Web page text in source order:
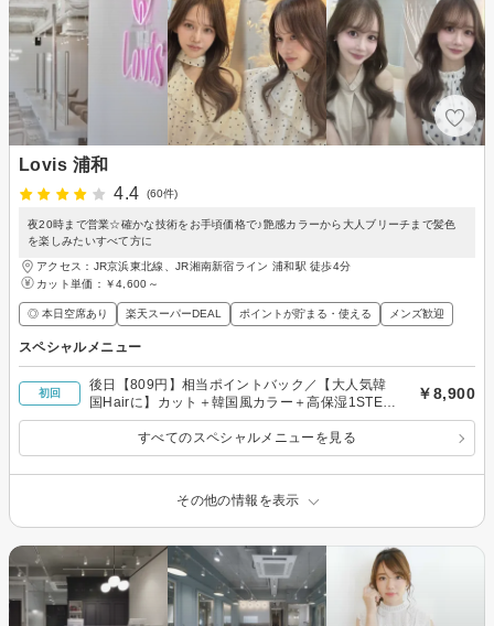
Lovis 浦和
4.4
(60件)
夜20時まで営業☆確かな技術をお手頃価格で♪艶感カラーから大人ブリーチまで髪色
を楽しみたいすべて方に
アクセス：JR京浜東北線、JR湘南新宿ライン 浦和駅 徒歩4分
カット単価： ￥4,600～
◎ 本日空席あり 楽天スーパーDEAL ポイントが貯まる・使える メンズ歓迎
スペシャルメニュー
初回
後日【809円】相当ポイントバック／【大人気韓
国Hairに】カット＋韓国風カラー＋高保湿1STEP
トリートメント
￥8,900
すべてのスペシャルメニューを見る
その他の情報を表示